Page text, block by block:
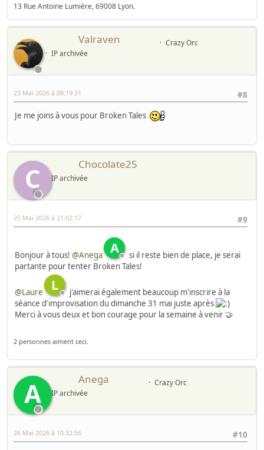
13 Rue Antoine Lumière, 69008 Lyon.
Valraven
Crazy Orc
IP archivée
#8
23 Mai 2026 à 08:19:31
Je me joins à vous pour Broken Tales
Chocolate25
C IP archivée
#9
25 Mai 2026 à 21:02:17
Bonjour à tous! @Anega A
si il reste bien de place, je serai
partante pour tenter Broken Tales!
@Laure L
j'aimerai également beaucoup m'inscrire à la
séance d'improvisation du dimanche 31 mai juste après
Merci à vous deux et bon courage pour la semaine à venir 🤝
2 personnes aiment ceci.
Anega Crazy Orc
A IP archivée
#10
26 Mai 2026 à 10:32:56